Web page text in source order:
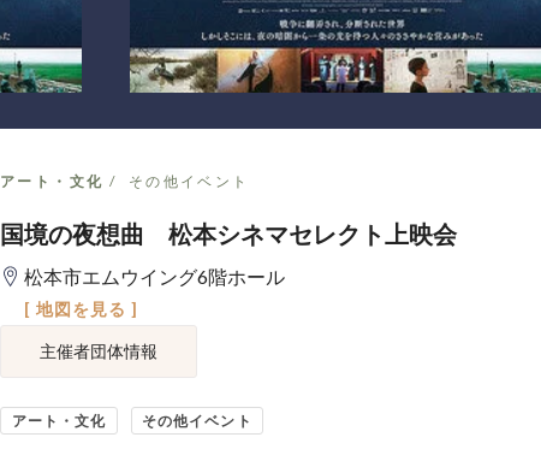
アート・文化 その他イベント
国境の夜想曲 松本シネマセレクト上映会
松本市エムウイング6階ホール
[ 地図を見る ]
主催者団体情報
アート・文化 その他イベント